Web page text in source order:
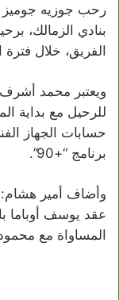
رحب جوزيه جوميز
بنادي الزمالك،
الفريق، خلال فترة
ويعتبر محمد أشرف
للرحيل مع بداية
حسابات الجهاز
برنامج “+90”.
وأضاف أمير هشام:
عقد يوسف أوباما
المساواة مع محمود